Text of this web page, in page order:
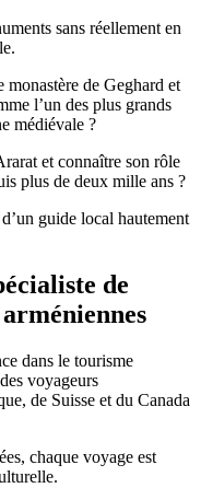
sans réellement en
de Geghard et
l’un des plus grands
médiévale ?
et connaître son rôle
plus de deux mille ans ?
guide local hautement
de
dans le tourisme
voyageurs
de Suisse et du Canada
chaque voyage est